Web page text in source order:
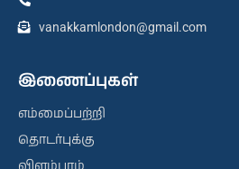
vanakkamlondon@gmail.com
இணைப்புகள்
எம்மைப்பற்றி
தொடர்புக்கு